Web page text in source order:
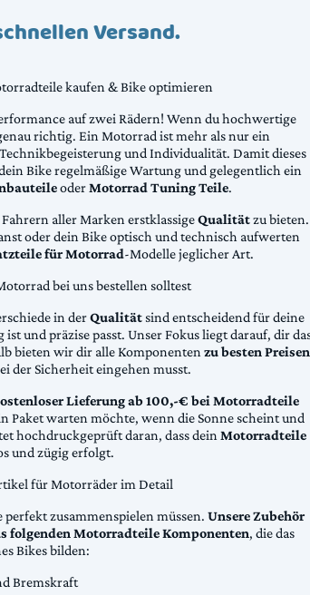
Versand.
kaufen & Bike optimieren
auf zwei Rädern! Wenn du hochwertige
richtig. Ein Motorrad ist mehr als nur ein
und Individualität. Damit dieses
Bike regelmäßige Wartung und gelegentlich ein
oderMotorrad Tuning Teile.
aller Marken erstklassigeQualitätzu bieten.
oder dein Bike optisch und technisch aufwerten
für Motorrad-Modelle jeglicher Art.
bei uns bestellen solltest
in derQualitätsind entscheidend für deine
und präzise passt. Unser Fokus liegt darauf, dir
bieten wir dir alle Komponentenzu besten Preisen
der Sicherheit eingehen musst.
Lieferung ab 100,-€ bei Motorradteile
Paket warten möchte, wenn die Sonne scheint und
hochdruckgeprüft daran, dass deinMotorradteile
und zügig erfolgt.
für Motorräder im Detail
zusammenspielen müssen. Unsere Zubehör
folgenden Motorradteile Komponenten, die das
Bikes bilden:
Bremskraft